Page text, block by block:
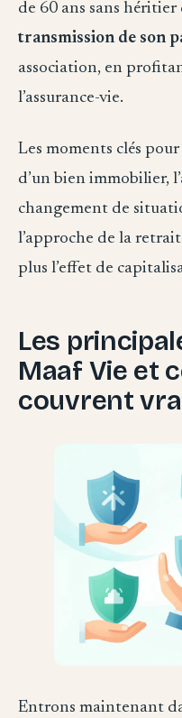
de 60 ans sans
transmission de son
association, en
l’assurance-vie.
Les moments clés
d’un bien immobilier,
changement de
l’approche de la
plus l’effet de
Les
Maaf Vie et
couvrent
Entrons maintenant